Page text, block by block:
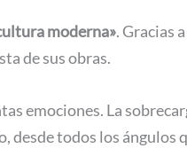
moderna». Gracias
de sus obras.
emociones. La
todos los